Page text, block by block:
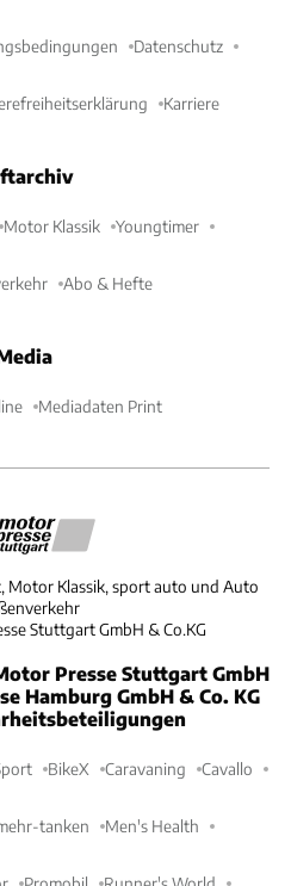
Datenschutz
Karriere
Motor Klassik Youngtimer
Abo & Hefte
Mediadaten Print
Klassik, sport auto und Auto
Stuttgart GmbH & Co.KG
Presse Stuttgart GmbH
Hamburg GmbH & Co. KG
BikeX Caravaning Cavallo
tanken Men's Health